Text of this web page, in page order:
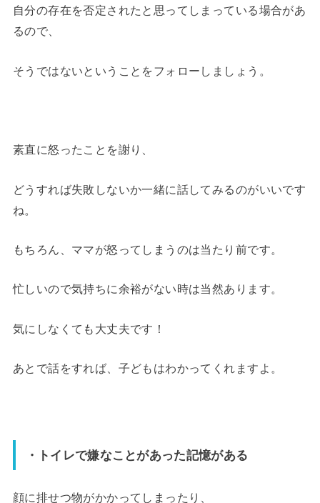
自分の存在を否定されたと思ってしまっている場合があ
るので、
そうではないということをフォローしましょう。
素直に怒ったことを謝り、
どうすれば失敗しないか一緒に話してみるのがいいです
ね。
もちろん、ママが怒ってしまうのは当たり前です。
忙しいので気持ちに余裕がない時は当然あります。
気にしなくても大丈夫です！
あとで話をすれば、子どもはわかってくれますよ。
・トイレで嫌なことがあった記憶がある
顔に排せつ物がかかってしまったり、